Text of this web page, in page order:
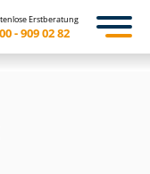
Erstberatung
- 909 02 82